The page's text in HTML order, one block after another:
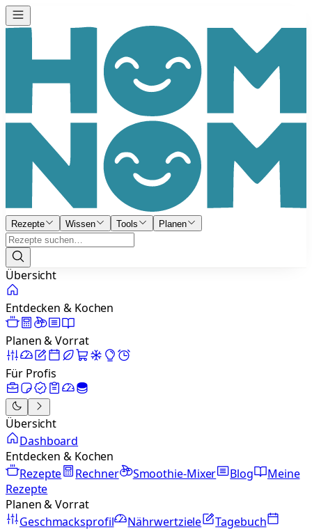
Rezepte Wissen Tools Planen
Übersicht
Entdecken & Kochen
Planen & Vorrat
Für Profis
Übersicht
Dashboard
Entdecken & Kochen
Rezepte
Rechner Smoothie-Mixer Blog
Meine
Rezepte
Planen & Vorrat
Geschmacksprofil
Nährwertziele
Tagebuch